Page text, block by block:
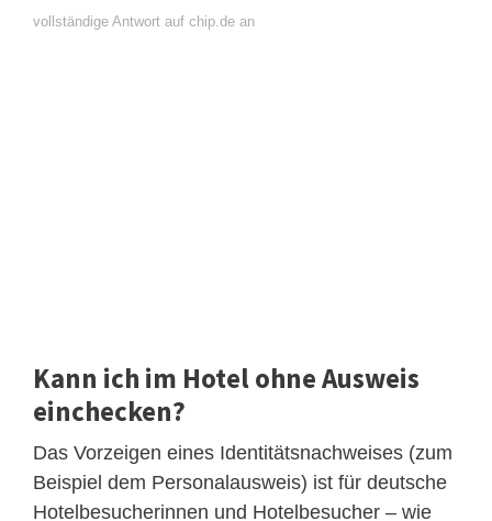
vollständige Antwort auf chip.de an
Kann ich im Hotel ohne Ausweis
einchecken?
Das Vorzeigen eines Identitätsnachweises (zum
Beispiel dem Personalausweis) ist für deutsche
Hotelbesucherinnen und Hotelbesucher – wie